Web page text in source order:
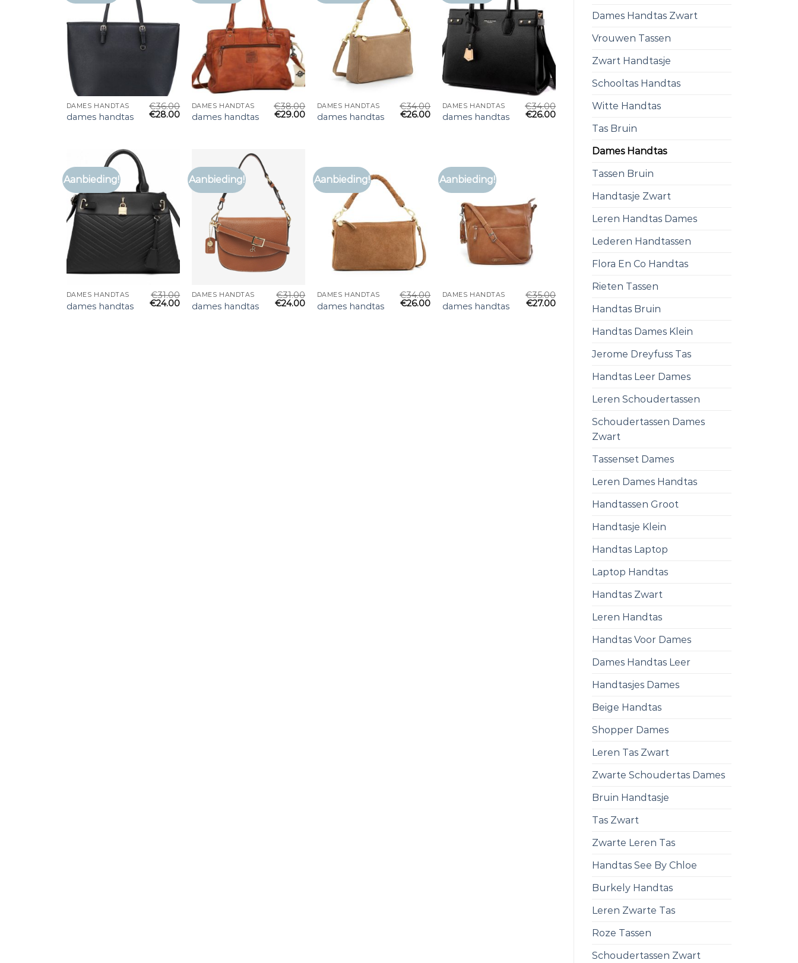
Dames Handtas Zwart
Vrouwen Tassen
Zwart Handtasje
Schooltas Handtas
Witte Handtas
Tas Bruin
Dames Handtas
Tassen Bruin
Handtasje Zwart
Leren Handtas Dames
Lederen Handtassen
Flora En Co Handtas
Rieten Tassen
Handtas Bruin
Handtas Dames Klein
Jerome Dreyfuss Tas
Handtas Leer Dames
Leren Schoudertassen
Schoudertassen Dames
Zwart
Tassenset Dames
Leren Dames Handtas
Handtassen Groot
Handtasje Klein
Handtas Laptop
Laptop Handtas
Handtas Zwart
Leren Handtas
Handtas Voor Dames
Dames Handtas Leer
Handtasjes Dames
Beige Handtas
Shopper Dames
Leren Tas Zwart
Zwarte Schoudertas Dames
Bruin Handtasje
Tas Zwart
Zwarte Leren Tas
Handtas See By Chloe
Burkely Handtas
Leren Zwarte Tas
Roze Tassen
Schoudertassen Zwart
DAMES HANDTAS
dames handtas
€36.00
€28.00
DAMES HANDTAS
dames handtas
€38.00
€29.00
DAMES HANDTAS
dames handtas
€34.00
€26.00
DAMES HANDTAS
dames handtas
€34.00
€26.00
Aanbieding!
DAMES HANDTAS
dames handtas
€31.00
€24.00
Aanbieding!
DAMES HANDTAS
dames handtas
€31.00
€24.00
Aanbieding!
DAMES HANDTAS
dames handtas
€34.00
€26.00
Aanbieding!
DAMES HANDTAS
dames handtas
€35.00
€27.00